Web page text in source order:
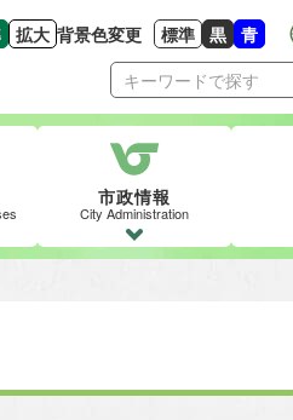
大きさをもとの大きさに戻す
拡大
文字を大きくする
背景色変更 標準
背景色の変更：
黒
背景色の
青
背景
市政情報
City Administration